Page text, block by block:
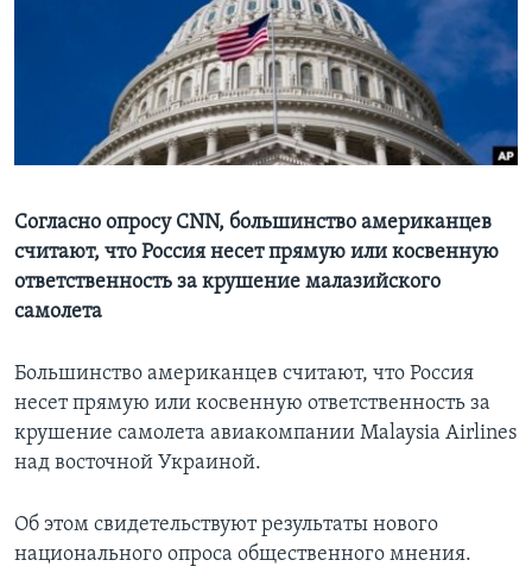
СОЦИАЛЬНЫЕ СЕТИ
Языки
Согласно опросу CNN, большинство американцев
считают, что Россия несет прямую или косвенную
ответственность за крушение малазийского
самолета
Большинство американцев считают, что Россия
несет прямую или косвенную ответственность за
крушение самолета авиакомпании Malaysia Airlines
над восточной Украиной.
Об этом свидетельствуют результаты нового
национального опроса общественного мнения.